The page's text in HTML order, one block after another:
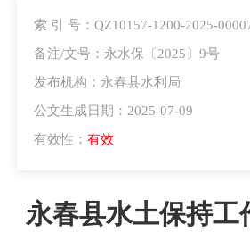
索 引 号：QZ10157-1200-2025-
备注/文号：永水保〔2025〕9号
发布机构：永春县水利局
公文生成日期：2025-07-09
有效性： 有效
永春县水土保持工